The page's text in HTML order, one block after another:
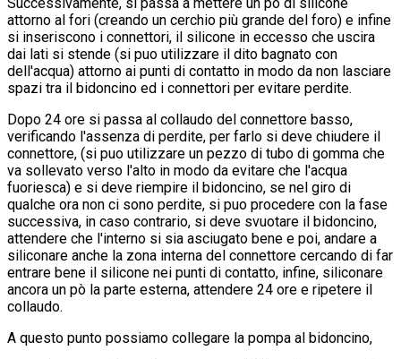
attorno al fori (creando un cerchio più grande del foro) e infine
si inseriscono i connettori, il silicone in eccesso che uscira
dai lati si stende (si puo utilizzare il dito bagnato con
dell'acqua) attorno ai punti di contatto in modo da non lasciare
spazi tra il bidoncino ed i connettori per evitare perdite.
Dopo 24 ore si passa al collaudo del connettore basso,
verificando l'assenza di perdite, per farlo si deve chiudere il
connettore, (si puo utilizzare un pezzo di tubo di gomma che
va sollevato verso l'alto in modo da evitare che l'acqua
fuoriesca) e si deve riempire il bidoncino, se nel giro di
qualche ora non ci sono perdite, si puo procedere con la fase
successiva, in caso contrario, si deve svuotare il bidoncino,
attendere che l'interno si sia asciugato bene e poi, andare a
siliconare anche la zona interna del connettore cercando di far
entrare bene il silicone nei punti di contatto, infine, siliconare
ancora un pò la parte esterna, attendere 24 ore e ripetere il
collaudo.
A questo punto possiamo collegare la pompa al bidoncino,